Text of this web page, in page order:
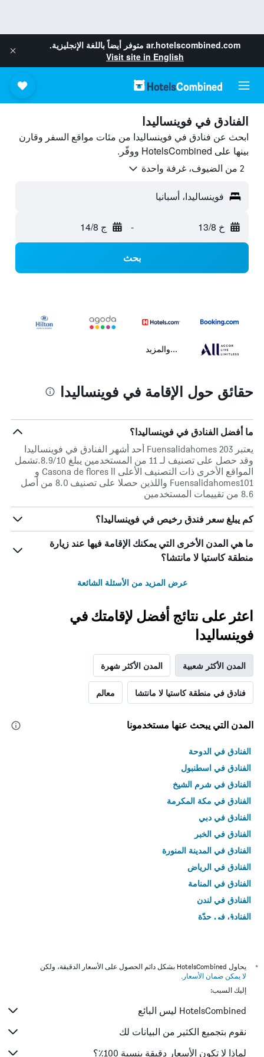
ar.hotelscombined.com متوفر أيضاً باللغة الإنجليزية.
Visit site in English
الفنادق في فوينساليدا
ابحث عن فنادق في فوينساليدا من مئات مواقع السفر وقارن
بينها على HotelsCombined ووفّر.
2 من الضيوف، غرفة واحدة
فوينساليدا، أسبانيا
خ 13/8 - ج 14/8
بحث
...والمزيد
حقائق حول الإقامة في فوينساليدا
ما أفضل الفنادق في فوينساليدا؟
يعتبر Fuensalidahomes 203 أحد أشهر الفنادق في فوينساليدا
وقد حصل على تصنيف لـ 11 من المستخدمين يبلغ 8.9/10.تشمل
المواقع الأخرى ذات التصنيف الأعلى Casona de flores ll و
Fuensalidahomes101 واللذين حصلا على تصنيف 8.0 من أصل
8.6 من تقييمات المستخدمين
كم يبلغ سعر فندق رخيص في فوينساليدا؟
ما هي المدن الأخرى التي يمكنك الإقامة فيها عند زيارة
منطقة كاستيا لا مانتشا؟
عرض المزيد من الأسئلة الشائعة
اعثر على نتائج أفضل لإقامتك في
فوينساليدا
المدن الأكثر شعبية المدن الأكثر شهرة
فنادق في منطقة كاستيا لا مانتشا معالم
المدن التي يبحث عنها مستخدمونا
الفنادق في الدوحة
الفنادق في اسطنبول
الفنادق في شرم الشيخ
الفنادق في مكة المكرمة
الفنادق في دبي
الفنادق في الخبر
الفنادق في المدينة المنورة
الفنادق في الرياض
الفنادق في المنامة
الفنادق في لندن
الفنادق في جدّة
*
يحاول HotelsCombined بشكل دائم الحصول على الأسعار الدقيقة، ولكن
لا يمكن ضمان الأسعار .
إليك السبب:
HotelsCombined ليس البائع
نقوم بتجميع الكثير من البيانات لك
لماذا لا تكون الأسعار دقيقة بنسبة 100٪؟